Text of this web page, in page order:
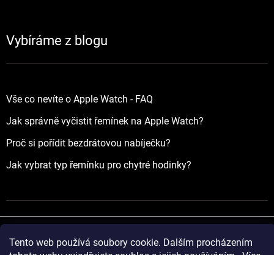
Tento web používá soubory cookie. Dalším procházením
Vybíráme z blogu
Vše co nevíte o Apple Watch - FAQ
Jak správně vyčistit řemínek na Apple Watch?
Proč si pořídit bezdrátovou nabíječku?
Jak vybrat typ řemínku pro chytré hodinky?
Vytvořil Shoptet